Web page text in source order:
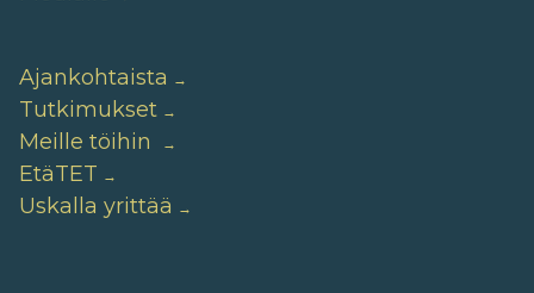
Ajankohtaista
Tutkimukset
Meille töihin
EtäTET
Uskalla yrittää